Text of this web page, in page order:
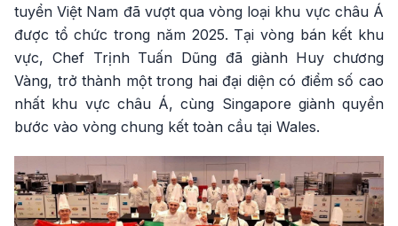
tuyển Việt Nam đã vượt qua vòng loại khu vực châu Á
được tổ chức trong năm 2025. Tại vòng bán kết khu
vực, Chef Trịnh Tuấn Dũng đã giành Huy chương
Vàng, trở thành một trong hai đại diện có điểm số cao
nhất khu vực châu Á, cùng Singapore giành quyền
bước vào vòng chung kết toàn cầu tại Wales.